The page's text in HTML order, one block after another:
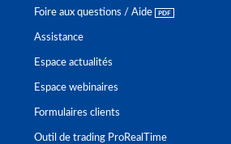
Foire aux questions / Aide
Assistance
Espace actualités
Espace webinaires
Formulaires clients
Outil de trading ProRealTime